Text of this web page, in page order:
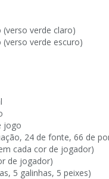
verde claro)
verde escuro)
jogo
24 de fonte, 66 de
cada cor de jogador)
de jogador)
5 galinhas, 5 peixes)